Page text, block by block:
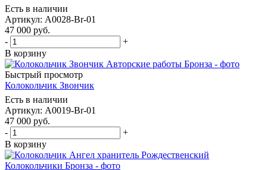
Есть в наличии
Артикул: A0028-Br-01
47 000 руб.
-
+
В корзину
Быстрый просмотр
Колокольчик Звончик
Есть в наличии
Артикул: A0019-Br-01
47 000 руб.
-
+
В корзину